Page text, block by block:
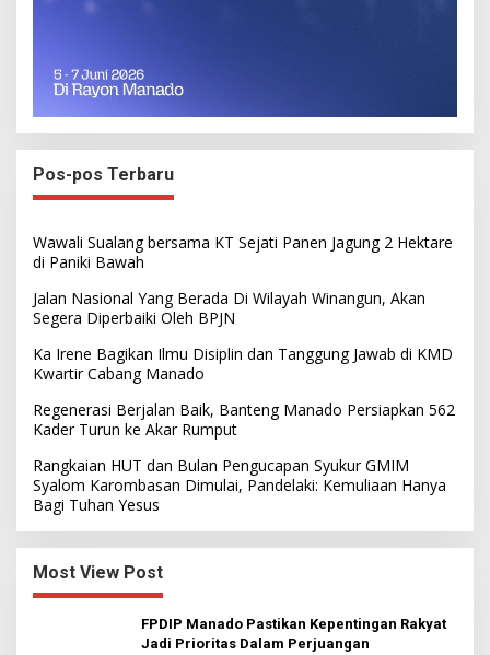
Pos-pos Terbaru
Wawali Sualang bersama KT Sejati Panen Jagung 2 Hektare
di Paniki Bawah
Jalan Nasional Yang Berada Di Wilayah Winangun, Akan
Segera Diperbaiki Oleh BPJN
Ka Irene Bagikan Ilmu Disiplin dan Tanggung Jawab di KMD
Kwartir Cabang Manado
Regenerasi Berjalan Baik, Banteng Manado Persiapkan 562
Kader Turun ke Akar Rumput
Rangkaian HUT dan Bulan Pengucapan Syukur GMIM
Syalom Karombasan Dimulai, Pandelaki: Kemuliaan Hanya
Bagi Tuhan Yesus
Most View Post
FPDIP Manado Pastikan Kepentingan Rakyat
Jadi Prioritas Dalam Perjuangan